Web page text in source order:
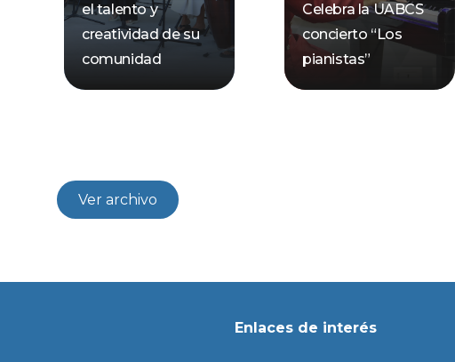
el talento y
creatividad de su
comunidad
Celebra la UABCS
concierto “Los
pianistas”
Ver archivo
Enlaces de interés